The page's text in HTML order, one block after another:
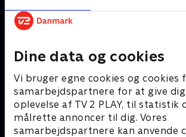
Dine data og cookies
Vi bruger egne cookies og cookies
samarbejdspartnere for at give
oplevelse af TV 2 PLAY, til statistik
målrette annoncer til dig. Vores
samarbejdspartnere kan anvende
Andre så også